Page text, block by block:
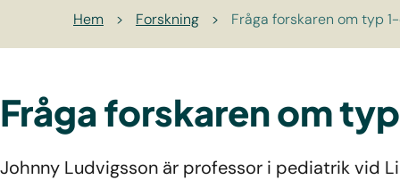
Hem > Forskning > Fråga forskaren om typ
Fråga forskaren om
Johnny Ludvigsson är professor i pediatrik vid